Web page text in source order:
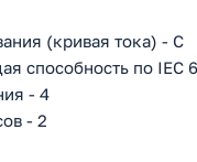
(кривая тока) - С
способность по IEC
- 4
- 2